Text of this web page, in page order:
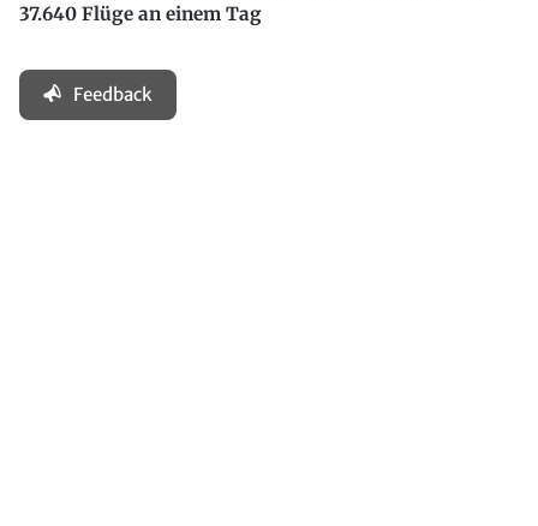
37.640 Flüge an einem Tag
Feedback